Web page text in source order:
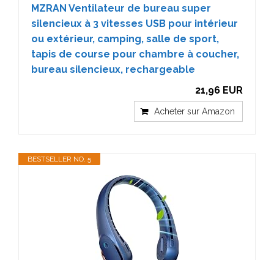
MZRAN Ventilateur de bureau super
silencieux à 3 vitesses USB pour intérieur
ou extérieur, camping, salle de sport,
tapis de course pour chambre à coucher,
bureau silencieux, rechargeable
21,96 EUR
Acheter sur Amazon
BESTSELLER NO. 5